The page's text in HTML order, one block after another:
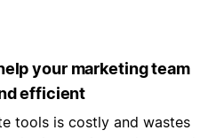
your marketing team
efficient
tools is costly and wastes